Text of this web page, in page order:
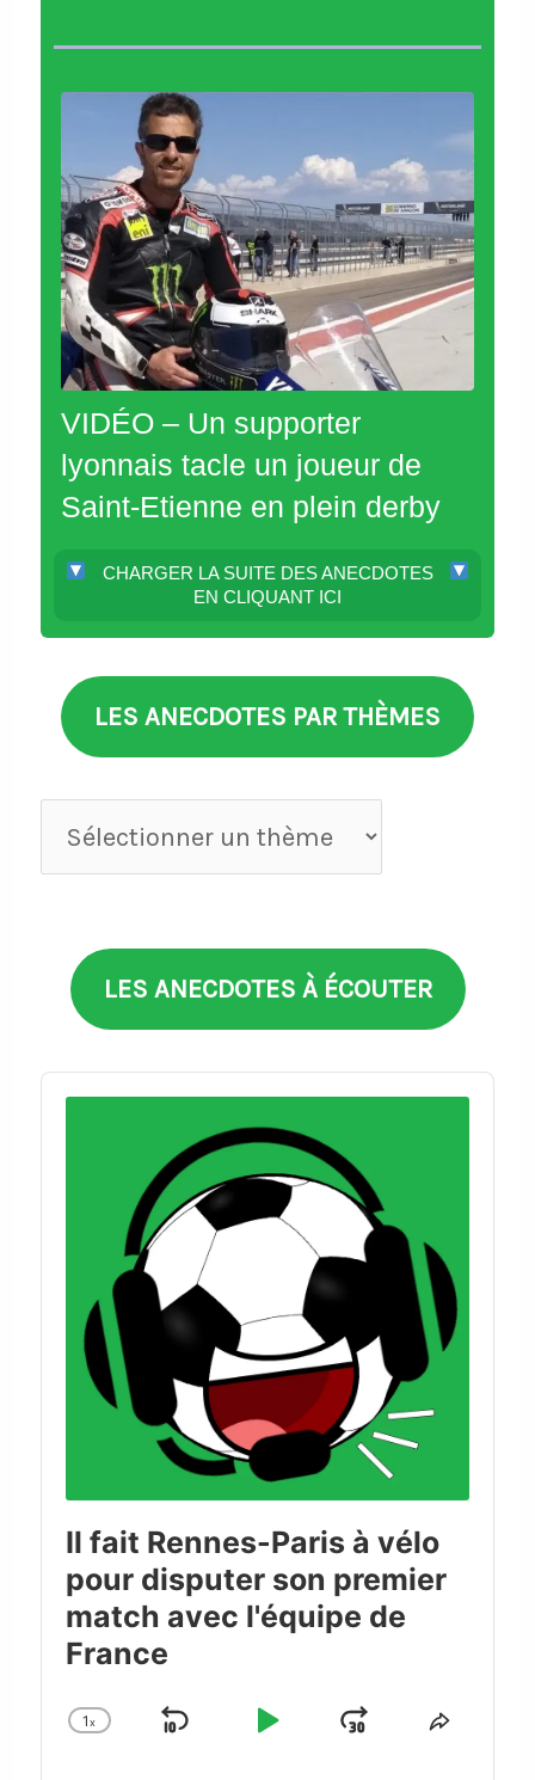
VIDÉO – Un supporter
lyonnais tacle un joueur de
Saint-Etienne en plein derby
CHARGER LA SUITE DES ANECDOTES
EN CLIQUANT ICI
LES ANECDOTES PAR THÈMES
Anecdotes
par
LES ANECDOTES À ÉCOUTER
Audio
Player
Il fait Rennes-Paris à vélo
pour disputer son premier
match avec l'équipe de
France
Change
1x
Skip
Play
JumpShare